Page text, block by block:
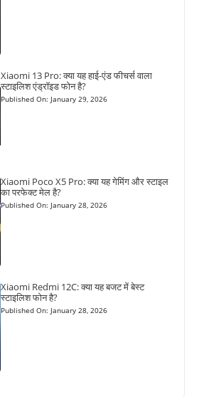
Xiaomi 13 Pro: क्या यह हाई-एंड फीचर्स वाला
स्टाइलिश एंड्रॉइड फोन है?
Published On: January 29, 2026
Xiaomi Poco X5 Pro: क्या यह गेमिंग और स्टाइल
का परफेक्ट मेल है?
Published On: January 28, 2026
Xiaomi Redmi 12C: क्या यह बजट में बेस्ट
स्टाइलिश फोन है?
Published On: January 28, 2026